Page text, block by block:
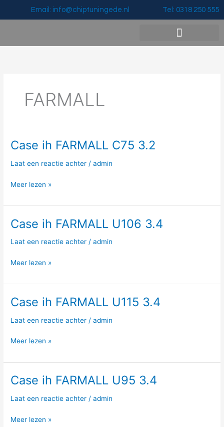
Email: info@chiptuningede.nl Tel: 0318 250 555
FARMALL
Case ih FARMALL C75 3.2
Laat een reactie achter /admin
Case
FARMALL
3.2
Meer lezen »
Case ih FARMALL U106 3.4
Laat een reactie achter /admin
Case
FARMALL
3.4
Meer lezen »
Case ih FARMALL U115 3.4
Laat een reactie achter /admin
Case
FARMALL
3.4
Meer lezen »
Case ih FARMALL U95 3.4
Laat een reactie achter /admin
Case
FARMALL
3.4
Meer lezen »